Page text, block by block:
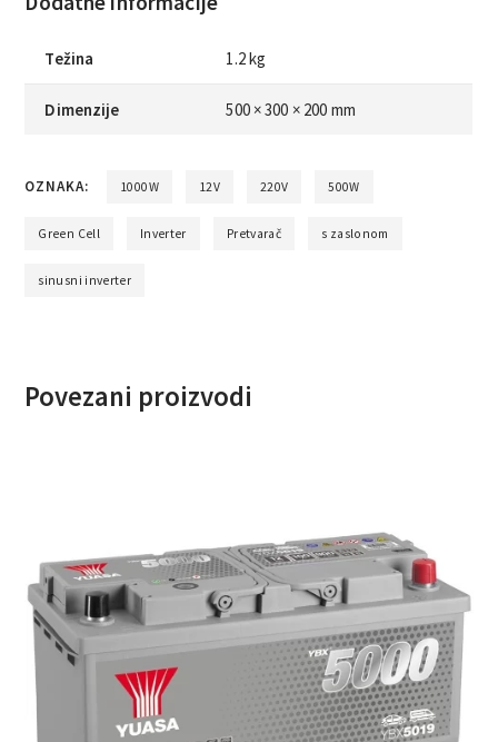
Težina 1.2 kg
Dimenzije 500 × 300 × 200 mm
OZNAKA: 1000W 12V 220V 500W
Green Cell Inverter Pretvarač s zaslonom
sinusni inverter
Povezani proizvodi